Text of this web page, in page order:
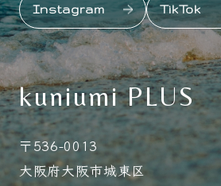
Instagram TikTok
kuniumi PLUS
〒536-0013
大阪府大阪市城東区